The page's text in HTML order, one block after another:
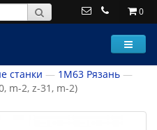
0
станки
1М63 Рязань
m-2, z-31, m-2)